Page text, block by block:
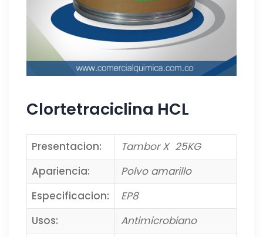
Clortetraciclina HCL
Presentacion:
Tambor X 25KG
Apariencia:
Polvo amarillo
Especificacion:
EP8
Usos:
Antimicrobiano